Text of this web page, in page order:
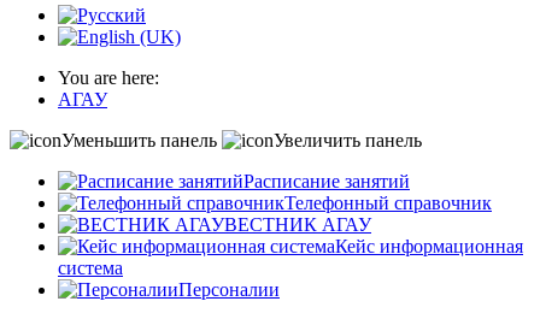
You are here:
АГАУ
Уменьшить панель
Увеличить панель
Расписание занятий
Телефонный справочник
ВЕСТНИК АГАУ
Кейс информационная
система
Персоналии